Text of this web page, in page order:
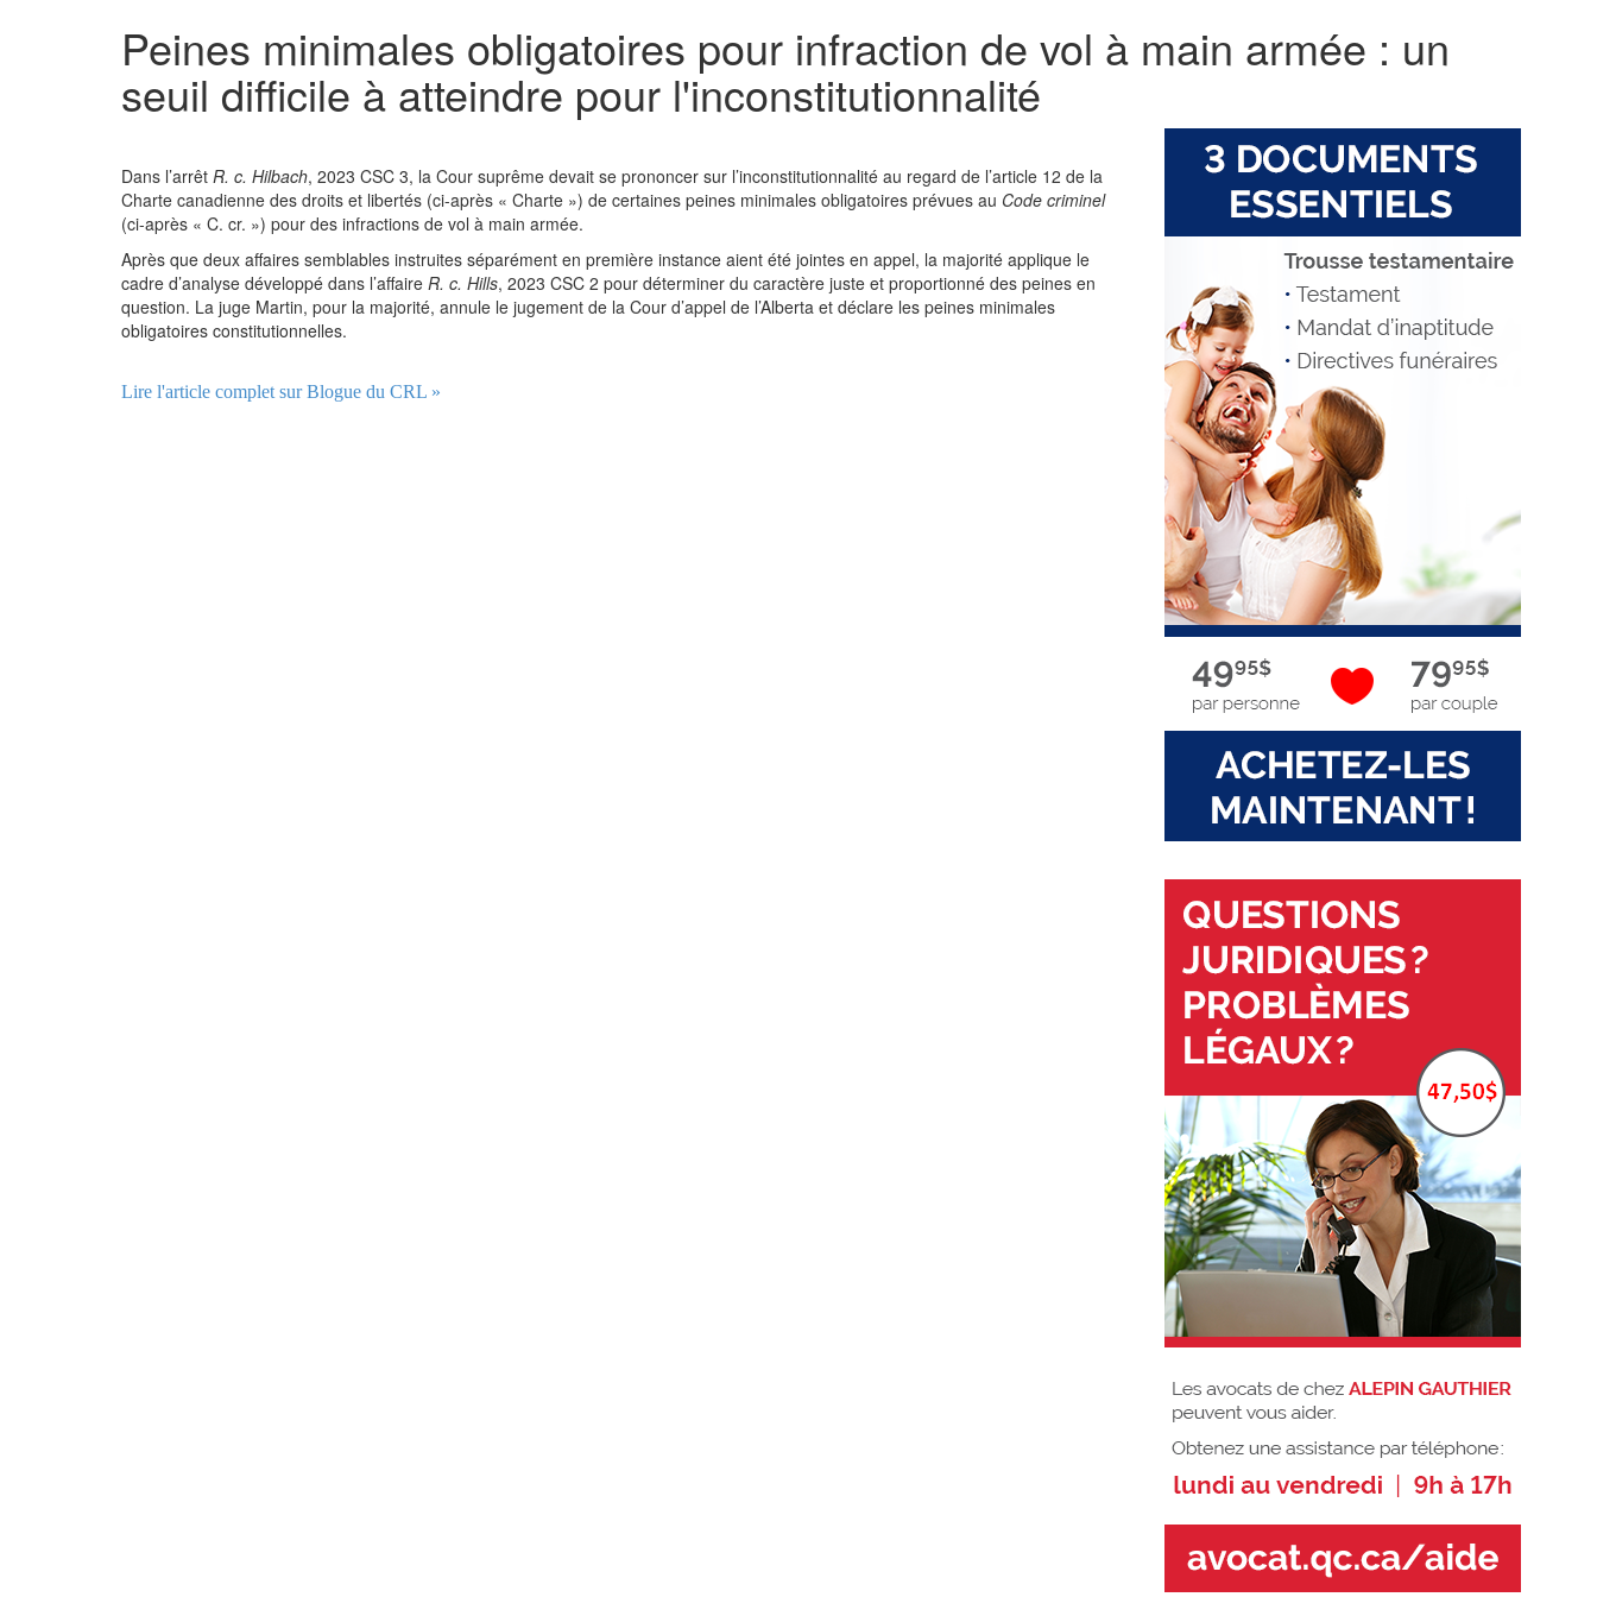
Peines minimales obligatoires pour infraction de vol à main armée : un
seuil difficile à atteindre pour l'inconstitutionnalité
Dans l’arrêt R. c. Hilbach, 2023 CSC 3, la Cour suprême devait se prononcer sur l’inconstitutionnalité au regard de l’article 12 de la
Charte canadienne des droits et libertés (ci-après « Charte ») de certaines peines minimales obligatoires prévues au Code criminel
(ci-après « C. cr. ») pour des infractions de vol à main armée.
Après que deux affaires semblables instruites séparément en première instance aient été jointes en appel, la majorité applique le
cadre d’analyse développé dans l’affaire R. c. Hills, 2023 CSC 2 pour déterminer du caractère juste et proportionné des peines en
question. La juge Martin, pour la majorité, annule le jugement de la Cour d’appel de l’Alberta et déclare les peines minimales
obligatoires constitutionnelles.
Lire l'article complet sur Blogue du CRL »